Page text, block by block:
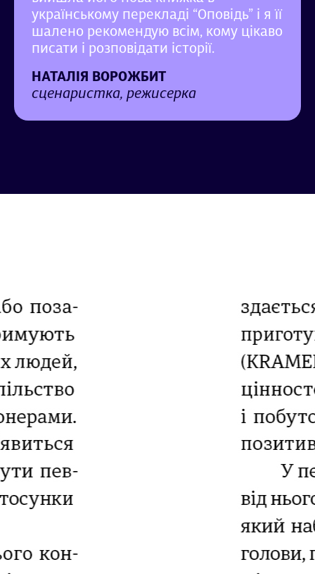
українському перекладі “Оповідь” і я її
шалено рекомендую всім, кому цікаво
писати і розповідати історії.
НАТАЛІЯ ВОРОЖБИТ
сценаристка, режисерка